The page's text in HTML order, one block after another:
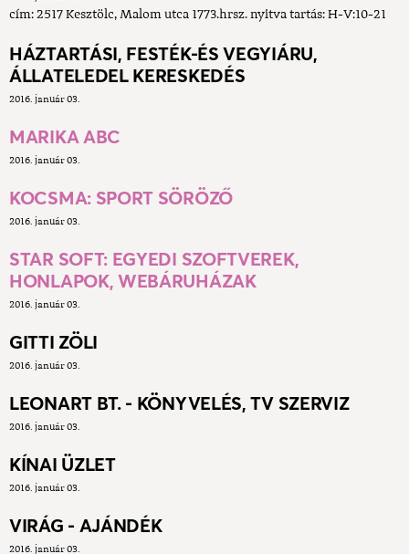
cím: 2517 Kesztölc, Malom utca 1773.hrsz. nyitva tartás: H-V:10-21
HÁZTARTÁSI, FESTÉK-ÉS VEGYIÁRU,
ÁLLATELEDEL KERESKEDÉS
2016. január 03.
MARIKA ABC
2016. január 03.
KOCSMA: SPORT SÖRÖZŐ
2016. január 03.
STAR SOFT: EGYEDI SZOFTVEREK,
HONLAPOK, WEBÁRUHÁZAK
2016. január 03.
GITTI ZÖLI
2016. január 03.
LEONART BT. - KÖNYVELÉS, TV SZERVIZ
2016. január 03.
KÍNAI ÜZLET
2016. január 03.
VIRÁG - AJÁNDÉK
2016. január 03.